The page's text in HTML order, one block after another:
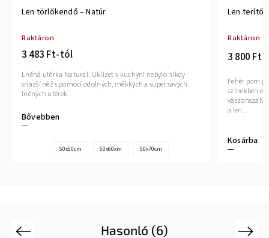
Len törlőkendő – Natúr
Raktáron
3 483 Ft-tól
Bővebben
Lněná utěrka Natural. Uklízet v kuchyni nebylo nikdy
snazší něž s pomocí odolných, měkkých a super savých
lněných utěrek.
50x50cm 50x60xm 50x70cm
Len terítő
Raktáron
3 800 Ft
Kosárba
Fehér pom
színekben
a len...
Hasonló (6)
Previous Next